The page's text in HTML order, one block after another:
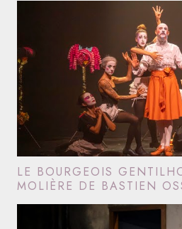
LE BOURGEOIS
MOLIÈRE DE BASTIEN